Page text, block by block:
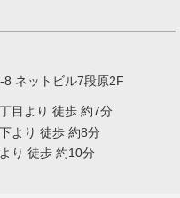
ネットビル7段原2F
目より 徒歩 約7分
より 徒歩 約8分
り 徒歩 約10分